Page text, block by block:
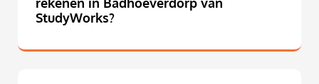
StudyWorks?